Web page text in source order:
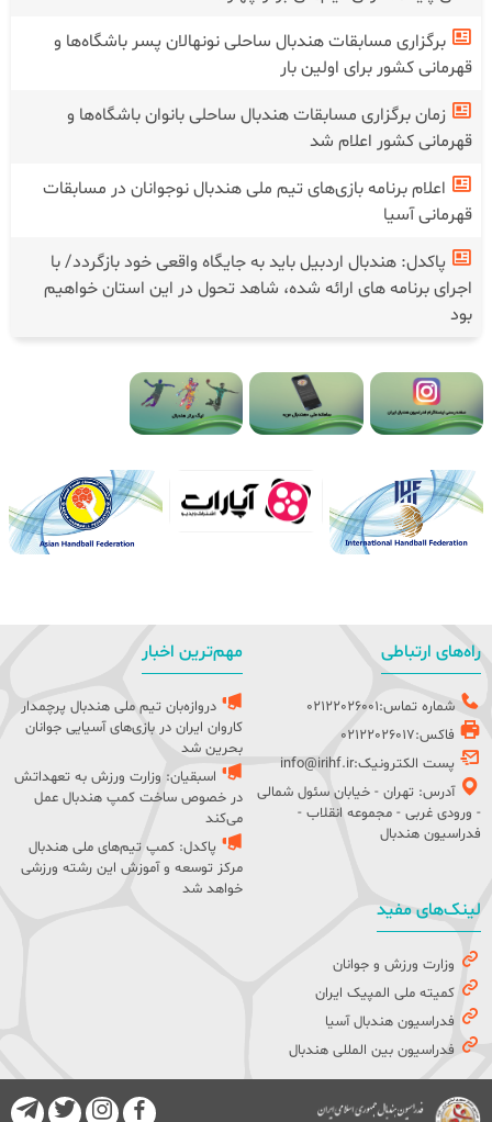
برگزاری مسابقات هندبال ساحلی نونهالان پسر باشگاه‌ها و
قهرمانی کشور برای اولین بار
زمان برگزاری مسابقات هندبال ساحلی بانوان باشگاه‌ها و
قهرمانی کشور اعلام شد
اعلام برنامه بازی‌های تیم ملی هندبال نوجوانان در مسابقات
قهرمانی آسیا
پاکدل: هندبال اردبیل باید به جایگاه واقعی خود بازگردد/ با
اجرای برنامه های ارائه شده، شاهد تحول در این استان خواهیم
بود
راه‌های ارتباطی
شماره تماس:02122026001
فاکس:02122026017
پست الکترونیک:info@irihf.ir
آدرس: تهران - خیابان سئول شمالی
- ورودی غربی - مجموعه انقلاب -
فدراسیون هندبال
مهم‌ترین اخبار
دروازه‌بان تیم ملی هندبال پرچمدار
کاروان ایران در بازی‌های آسیایی جوانان
بحرین شد
اسبقیان: وزارت ورزش به تعهداتش
در خصوص ساخت کمپ هندبال عمل
می‌کند
پاکدل: کمپ تیم‌های ملی هندبال
مرکز توسعه و آموزش این رشته ورزشی
خواهد شد
لینک‌های مفید
وزارت ورزش و جوانان
کمیته ملی المپیک ایران
فدراسیون هندبال آسیا
فدراسیون بین المللی هندبال